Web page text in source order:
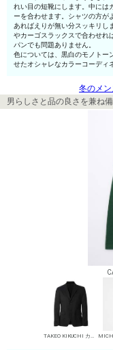
れい目の短靴にします。中には
ーを合わせます。シャツの方が
あればえりが無い分スッキリし
やカーゴスラックスで合わせれ
パンでも問題ありません。
色については、黒白のモノトー
せたオシャレなカラーコーディ
冬のメ
男らしさと品の良さを兼ね
TAKEO KIKUCHI カジュアルジャケット